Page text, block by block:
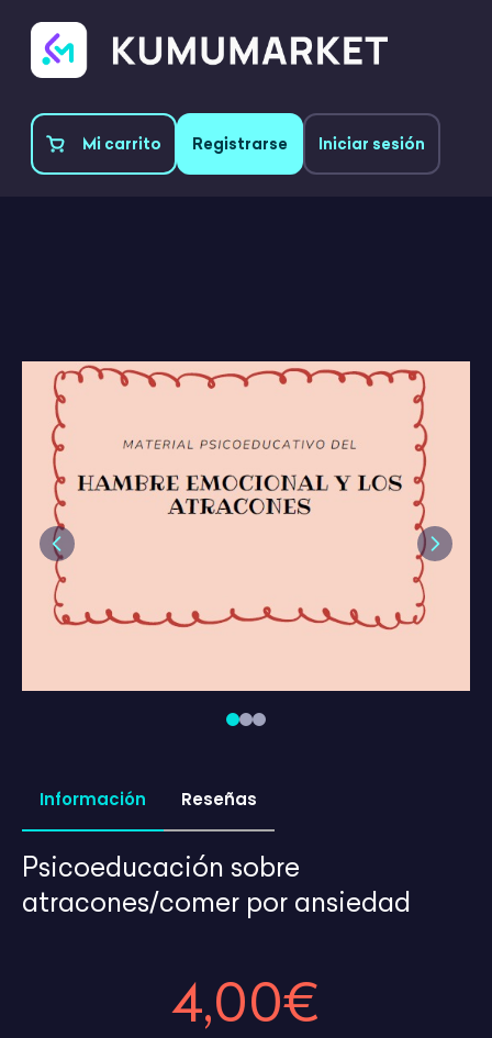
Mi carrito Registrarse Iniciar sesión
Previous Next
Información Reseñas
Psicoeducación sobre
atracones/comer por ansiedad
4,00€